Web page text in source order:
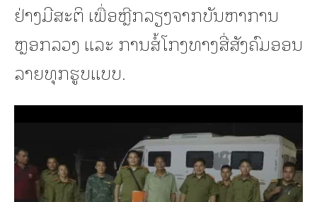
ຢ່າງມີສະຕິ ເພື່ອຫຼີກລຽງຈາກບັນຫາການ
ຫຼອກລວງ ແລະ ການສໍ້ໂກງທາງສື່ສັງຄົມອອນ
ລາຍທຸກຮູບແບບ.